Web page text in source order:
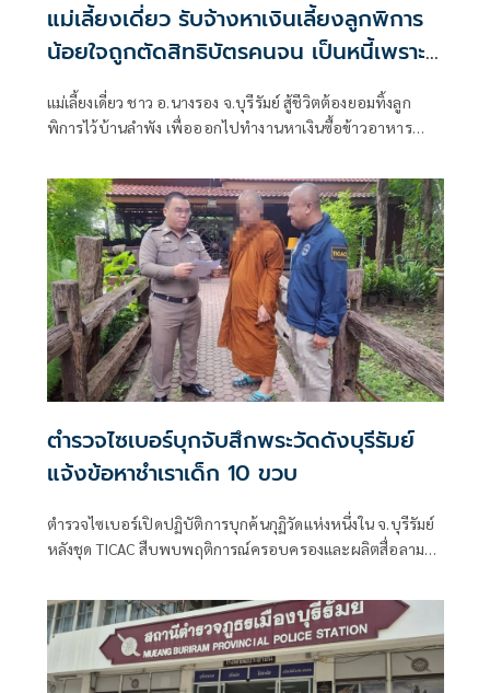
แม่เลี้ยงเดี่ยว รับจ้างหาเงินเลี้ยงลูกพิการ
น้อยใจถูกตัดสิทธิบัตรคนจน เป็นหนี้เพราะ
รักษาลูก
แม่เลี้ยงเดี่ยว ชาว อ.นางรอง จ.บุรีรัมย์ สู้ชีวิตต้องยอมทิ้งลูก
พิการไว้บ้านลำพัง เพื่อออกไปทำงานหาเงินซื้อข้าวอาหาร
หนี้เกิน 1 แสน ทั้งที่เกิดจากการกู้ยืมมารักษาลูกช่วงที่ป่วยต้อง
ผ่าตัดม้ามก่อนจะกลายเป็นคนพิการ วอนรัฐทบทวน
ตำรวจไซเบอร์บุกจับสึกพระวัดดังบุรีรัมย์
แจ้งข้อหาชำเราเด็ก 10 ขวบ
ตำรวจไซเบอร์เปิดปฏิบัติการบุกค้นกุฏิวัดแห่งหนึ่งใน จ.บุรีรัมย์
หลังชุด TICAC สืบพบพฤติการณ์ครอบครองและผลิตสื่อลามก
อายุไม่เกิน 13 ปี พร้